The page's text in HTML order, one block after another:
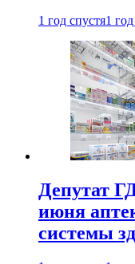
1 год спустя1
Депутат
июня
системы